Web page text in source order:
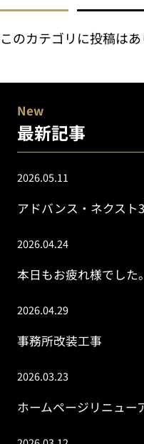
このカテゴリに投稿はあ
New
最新記事
2026.05.11
アドバンス・ネクスト
2026.04.24
本日もお疲れ様でした。
2026.04.29
事務所改装工事
2026.03.23
ホームページリニュー